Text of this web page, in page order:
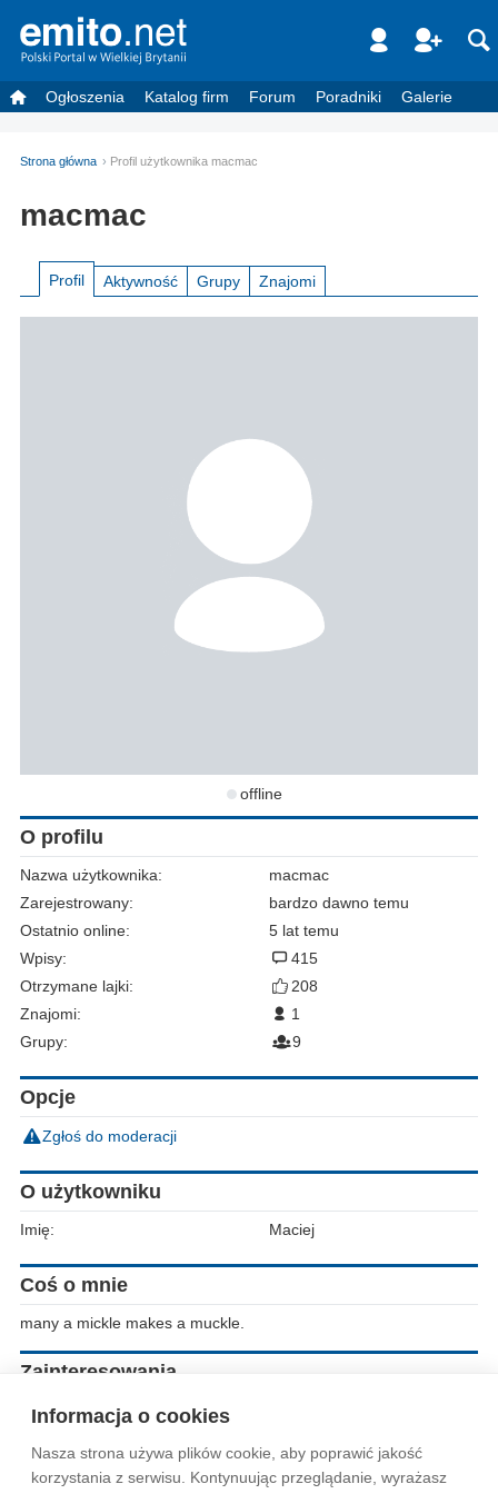
Informacja o cookies
Nasza strona używa plików cookie, aby poprawić jakość
korzystania z serwisu. Kontynuując przeglądanie, wyrażasz
Ogłoszenia Katalog firm Forum Poradniki Galerie
Strona główna Profil użytkownika macmac
macmac
Profil Aktywność Grupy Znajomi
offline
O profilu
Nazwa użytkownika:
macmac
Zarejestrowany:
bardzo dawno temu
Ostatnio online:
5 lat temu
Wpisy:
415
Otrzymane lajki:
208
Znajomi:
1
Grupy:
9
Opcje
Zgłoś do moderacji
O użytkowniku
Imię: Maciej
Coś o mnie
many a mickle makes a muckle.
Zainteresowania
brydz,podroze
Wytyczne dla społeczności Regulamin Prywatność